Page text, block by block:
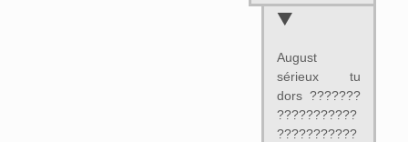
August
sérieux tu
dors ???????
???????????
???????????